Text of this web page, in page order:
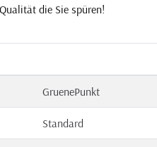
die Sie spüren!
GruenePunkt
Standard